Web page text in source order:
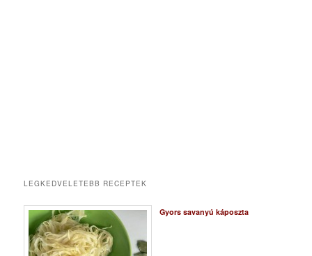
LEGKEDVELETEBB RECEPTEK
Gyors savanyú káposzta